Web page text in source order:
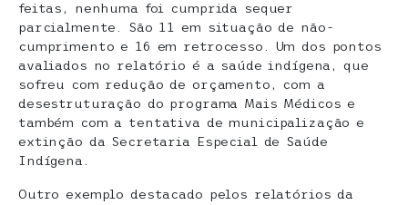
feitas, nenhuma foi cumprida sequer
parcialmente. São 11 em situação de não-
cumprimento e 16 em retrocesso. Um dos pontos
avaliados no relatório é a saúde indígena, que
sofreu com redução de orçamento, com a
desestruturação do programa Mais Médicos e
também com a tentativa de municipalização e
extinção da Secretaria Especial de Saúde
Indígena.
Outro exemplo destacado pelos relatórios da